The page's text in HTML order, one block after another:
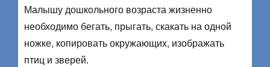
Малышу дошкольного возраста жизненно
необходимо бегать, прыгать, скакать на одной
ножке, копировать окружающих, изображать
птиц и зверей.